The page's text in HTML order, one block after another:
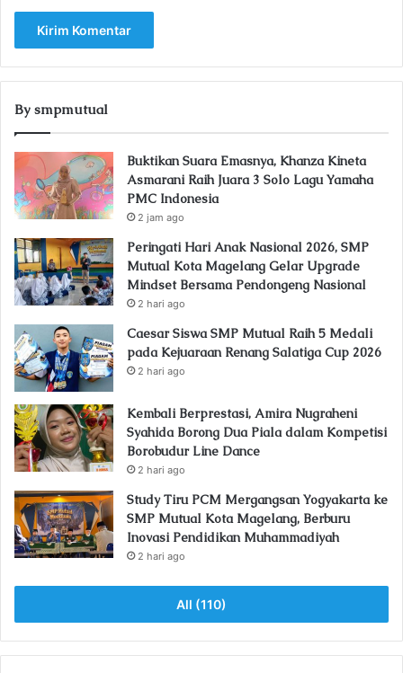
By smpmutual
Buktikan Suara Emasnya, Khanza Kineta
Asmarani Raih Juara 3 Solo Lagu Yamaha
PMC Indonesia
2 jam ago
Peringati Hari Anak Nasional 2026, SMP
Mutual Kota Magelang Gelar Upgrade
Mindset Bersama Pendongeng Nasional
2 hari ago
Caesar Siswa SMP Mutual Raih 5 Medali
pada Kejuaraan Renang Salatiga Cup 2026
2 hari ago
Kembali Berprestasi, Amira Nugraheni
Syahida Borong Dua Piala dalam Kompetisi
Borobudur Line Dance
2 hari ago
Study Tiru PCM Mergangsan Yogyakarta ke
SMP Mutual Kota Magelang, Berburu
Inovasi Pendidikan Muhammadiyah
2 hari ago
All (110)